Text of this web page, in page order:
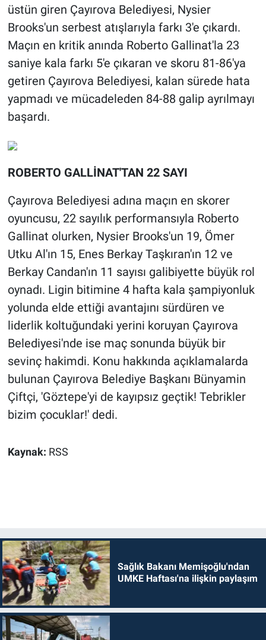
üstün giren Çayırova Belediyesi, Nysier
Brooks'un serbest atışlarıyla farkı 3'e çıkardı.
Maçın en kritik anında Roberto Gallinat'la 23
saniye kala farkı 5'e çıkaran ve skoru 81-86'ya
getiren Çayırova Belediyesi, kalan sürede hata
yapmadı ve mücadeleden 84-88 galip ayrılmayı
başardı.
ROBERTO GALLİNAT'TAN 22 SAYI
Çayırova Belediyesi adına maçın en skorer
oyuncusu, 22 sayılık performansıyla Roberto
Gallinat olurken, Nysier Brooks'un 19, Ömer
Utku Al'ın 15, Enes Berkay Taşkıran'ın 12 ve
Berkay Candan'ın 11 sayısı galibiyette büyük rol
oynadı. Ligin bitimine 4 hafta kala şampiyonluk
yolunda elde ettiği avantajını sürdüren ve
liderlik koltuğundaki yerini koruyan Çayırova
Belediyesi'nde ise maç sonunda büyük bir
sevinç hakimdi. Konu hakkında açıklamalarda
bulunan Çayırova Belediye Başkanı Bünyamin
Çiftçi, 'Göztepe'yi de kayıpsız geçtik! Tebrikler
bizim çocuklar!' dedi.
Kaynak: RSS
Sağlık Bakanı Memişoğlu'ndan
UMKE Haftası'na ilişkin paylaşım